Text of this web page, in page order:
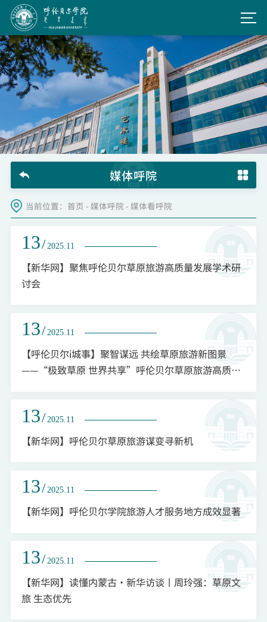
媒体呼院
当前位置： 首页 - 媒体呼院 - 媒体看呼院
13/ 2025.11
【新华网】聚焦呼伦贝尔草原旅游高质量发展学术研
讨会
13/ 2025.11
【呼伦贝尔i城事】聚智谋远 共绘草原旅游新图景
——“极致草原 世界共享”呼伦贝尔草原旅游高质量
13/ 2025.11
【新华网】呼伦贝尔草原旅游谋变寻新机
13/ 2025.11
【新华网】呼伦贝尔学院旅游人才服务地方成效显著
13/ 2025.11
【新华网】读懂内蒙古·新华访谈丨周玲强：草原文
旅 生态优先